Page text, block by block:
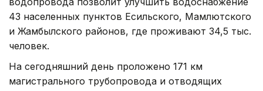
43 населенных пунктов Есильского, Мамлютского
и Жамбылского районов, где проживают 34,5 тыс.
человек.
На сегодняшний день проложено 171 км
магистрального трубопровода и отводящих